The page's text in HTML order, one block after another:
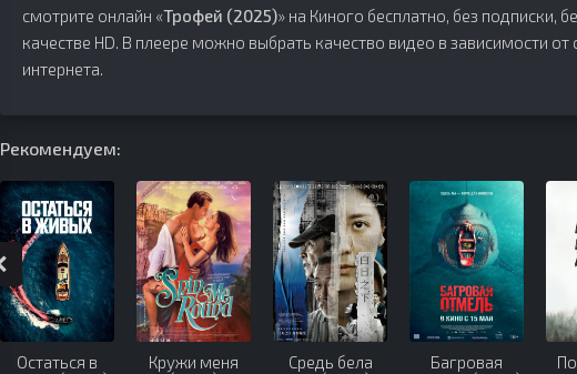
смотрите онлайн «Трофей (2025)» на Киного бесплатно, без подписки,
качестве HD. В плеере можно выбрать качество видео в зависимости от
интернета.
Рекомендуем:
Остаться в
Кружи меня
Средь бела
Багровая